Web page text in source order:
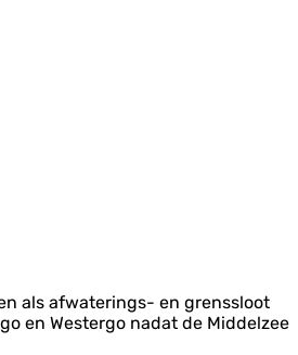
als afwaterings- en grenssloot
en Westergo nadat de Middelzee